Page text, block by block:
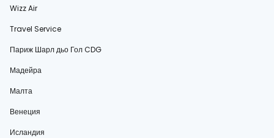
Wizz Air
Travel Service
Париж Шарл дьо Гол CDG
Мадейра
Малта
Венеция
Исландия